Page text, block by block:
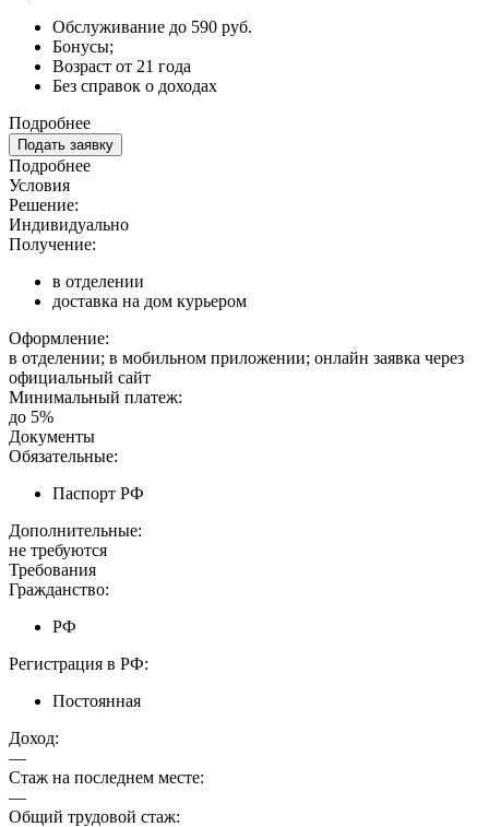
Обслуживание до 590 руб.
Бонусы;
Возраст от 21 года
Без справок о доходах
Подробнее
Подать заявку
Подробнее
Условия
Решение:
Индивидуально
Получение:
в отделении
доставка на дом курьером
Оформление:
в отделении; в мобильном приложении; онлайн заявка через
официальный сайт
Минимальный платеж:
до 5%
Документы
Обязательные:
Паспорт РФ
Дополнительные:
не требуются
Требования
Гражданство:
РФ
Регистрация в РФ:
Постоянная
Доход:
—
Стаж на последнем месте:
—
Общий трудовой стаж: